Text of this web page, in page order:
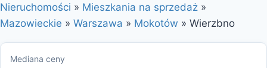
Nieruchomości » Mieszkania na sprzedaż »
Mazowieckie » Warszawa » Mokotów » Wierzbno
Mediana ceny